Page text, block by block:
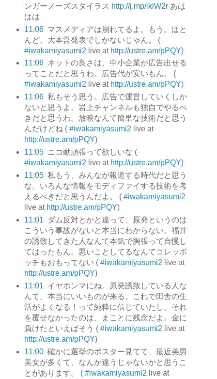
ンガーノーズスタイラス http://j.mp/iklW2rあは
はは
11:06 マスメディアは崩れてるよ。もう。ほと
んど。大本営発表でしかないじゃん。 (
#iwakamiyasumi2 live at http://ustre.am/pPQY)
11:06 ネットの良さは、中小企業が広告出せる
ってことだと思うわ。広告代が安いもん。 (
#iwakamiyasumi2 live at http://ustre.am/pPQY)
11:06 私もそう思う。広告で運営していくしか
ないと思うよ。岩上チャンネルも独自でやるべ
きだと思うわ。放映なんて簡単な技術だと思う
んだけどね ( #iwakamiyasumi2 live at
http://ustre.am/pPQY)
11:05 ニコ動頑張って欲しいな (
#iwakamiyasumi2 live at http://ustre.am/pPQY)
11:05 私もう、みんなが報道する時代だと思う
な。いろんな情報をモディファイする技術を考
えるべきだと思うんだよ。 ( #iwakamiyasumi2
live at http://ustre.am/pPQY)
11:01
ダム反対とかと違って、原発というのは
こういう事故がないと本当にわからない。福井
の誘致してきた人なんて本気で胸張って自慢し
てはったもん。悪いことしてるなんてコレッポ
ッチもおもってない ( #iwakamiyasumi2 live at
http://ustre.am/pPQY)
11:01 イヤホンマにね。原発誘致している人な
んて、本当にいいものが来る。これで田舎の生
活がよくなる！って純粋に信じていたし。それ
を覆せなかったのは、まことに残念だよ。金に
負けたといえばそう ( #iwakamiyasumi2 live at
http://ustre.am/pPQY)
11:00 確かに選挙のポスター見てて、最近美男
美女が多くて、なんか違うじゃないかと思うこ
とがあります。 ( #iwakamiyasumi2 live at